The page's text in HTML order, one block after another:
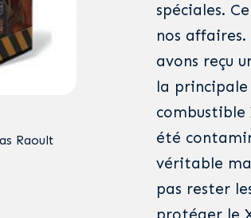
Raoult
spéciales.
nos affaires.
avons reçu
la
été
véritable
pas rester